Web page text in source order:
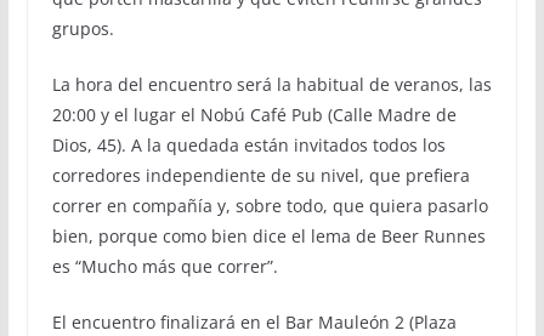
grupos.
La hora del encuentro será la habitual de veranos, las
20:00 y el lugar el Nobú Café Pub (Calle Madre de
Dios, 45). A la quedada están invitados todos los
corredores independiente de su nivel, que prefiera
correr en compañía y, sobre todo, que quiera pasarlo
bien, porque como bien dice el lema de Beer Runnes
es “Mucho más que correr”.
El encuentro finalizará en el Bar Mauleón 2 (Plaza